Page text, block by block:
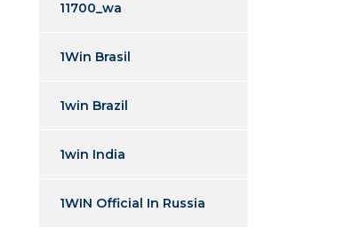
11700_wa
1Win Brasil
1win Brazil
1win India
1WIN Official In Russia